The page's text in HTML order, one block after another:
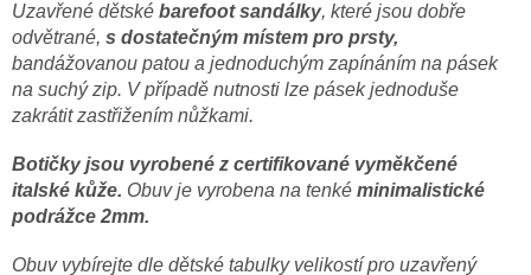
Uzavřené dětské barefoot sandálky, které jsou dobře
odvětrané, s dostatečným místem pro prsty,
bandážovanou patou a jednoduchým zapínáním na pásek
na suchý zip. V případě nutnosti lze pásek jednoduše
zakrátit zastřižením nůžkami.
Botičky jsou vyrobené z certifikované vyměkčené
italské kůže. Obuv je vyrobena na tenké minimalistické
podrážce 2mm.
Obuv vybírejte dle dětské tabulky velikostí pro uzavřený